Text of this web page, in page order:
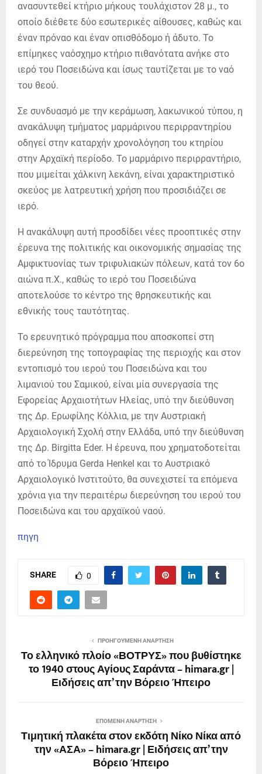
ανασυντεθεί κτήριο μήκους τουλάχιστον 28 μ., το
οποίο διέθετε δύο εσωτερικές αίθουσες, καθώς και
έναν πρόναο και έναν οπισθόδομο ή άδυτο. Το
επίμηκες ναόσχημο κτήριο πιθανότατα ανήκε στο
ιερό του Ποσειδώνα και ίσως ταυτίζεται με το ναό
του θεού.
Σε συνδυασμό με την κεράμωση, λακωνικού τύπου, η
ανακάλυψη τμήματος μαρμάρινου περιρραντηρίου
οδηγεί στην καταρχήν χρονολόγηση του κτηρίου
στην Αρχαϊκή περίοδο. Το μαρμάρινο περιρραντήριο,
που μιμείται χάλκινη λεκάνη, είναι χαρακτηριστικό
σκεύος με λατρευτική χρήση που προσιδιάζει σε
ιερό.
Η ανακάλυψη αυτή προσδίδει νέες προοπτικές στην
έρευνα της πολιτικής και οικονομικής σημασίας της
Αμφικτυονίας των τριφυλιακών πόλεων, κατά τον 6ο
αιώνα π.Χ., καθώς το ιερό του Ποσειδώνα
αποτελούσε το κέντρο της θρησκευτικής και
εθνικής τους ταυτότητας.
Το ερευνητικό πρόγραμμα που αποσκοπεί στη
διερεύνηση της τοπογραφίας της περιοχής και στον
εντοπισμό του ιερού του Ποσειδώνα και του
λιμανιού του Σαμικού, είναι μία συνεργασία της
Εφορείας Αρχαιοτήτων Ηλείας, υπό την διεύθυνση
της Δρ. Ερωφίλης Κόλλια, με την Αυστριακή
Αρχαιολογική Σχολή στην Ελλάδα, υπό την διεύθυνση
της Δρ. Birgitta Eder. Η έρευνα, που χρηματοδοτείται
από το Ίδρυμα Gerda Henkel και το Αυστριακό
Αρχαιολογικό Ινστιτούτο, θα συνεχιστεί τα επόμενα
χρόνια για την περαιτέρω διερεύνηση του ιερού του
Ποσειδώνα και του αρχαϊκού ναού.
πηγη
SHARE 0
ΠΡΟΗΓΟΎΜΕΝΗ ΑΝΆΡΤΗΣΗ
Το ελληνικό πλοίο «ΒΟΤΡΥΣ» που βυθίστηκε
το 1940 στους Αγίους Σαράντα – himara.gr |
Ειδήσεις απ’ την Βόρειο Ήπειρο
ΕΠΌΜΕΝΗ ΑΝΆΡΤΗΣΗ
​Τιμητική πλακέτα στον εκδότη Νίκο Νίκα από
την «ΑΣΑ» – himara.gr | Ειδήσεις απ’ την
Βόρειο Ήπειρο